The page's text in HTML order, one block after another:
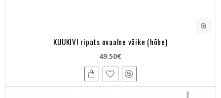
KUUKIVI ripats ovaalne väike (hõbe)
49.50€